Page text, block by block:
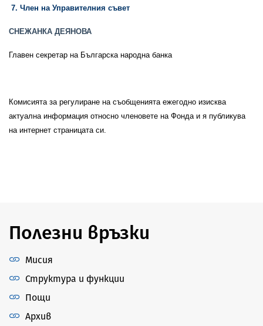
7. Член на Управителния съвет
СНЕЖАНКА ДЕЯНОВА
Главен секретар на Българска народна банка
Комисията за регулиране на съобщенията ежегодно изисква
актуална информация относно членовете на Фонда и я публикува
на интернет страницата си.
Полезни връзки
Мисия
Структура и функции
Пощи
Архив